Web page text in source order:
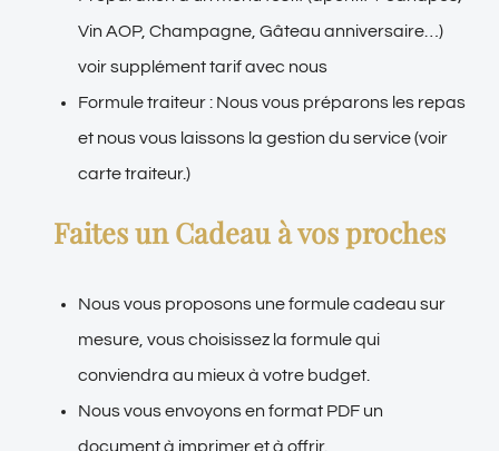
Vin AOP, Champagne, Gâteau anniversaire…)
voir supplément tarif avec nous
Formule traiteur : Nous vous préparons les repas
et nous vous laissons la gestion du service (voir
carte traiteur.)
Faites un Cadeau à vos proches
Nous vous proposons une formule cadeau sur
mesure, vous choisissez la formule qui
conviendra au mieux à votre budget.
Nous vous envoyons en format PDF un
document à imprimer et à offrir.